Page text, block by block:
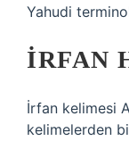
Yahudi
İRFAN
İrfan kelimesi
kelimelerden